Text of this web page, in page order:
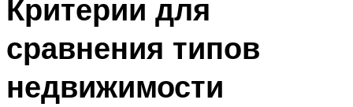
Критерии для
сравнения типов
недвижимости